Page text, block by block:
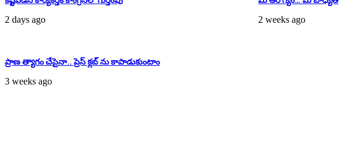
2 days ago 2 weeks ago
ప్రాణ త్యాగం చేసైనా.. ప్రెస్ క్లబ్ ను కాపాడుకుంటాం
3 weeks ago